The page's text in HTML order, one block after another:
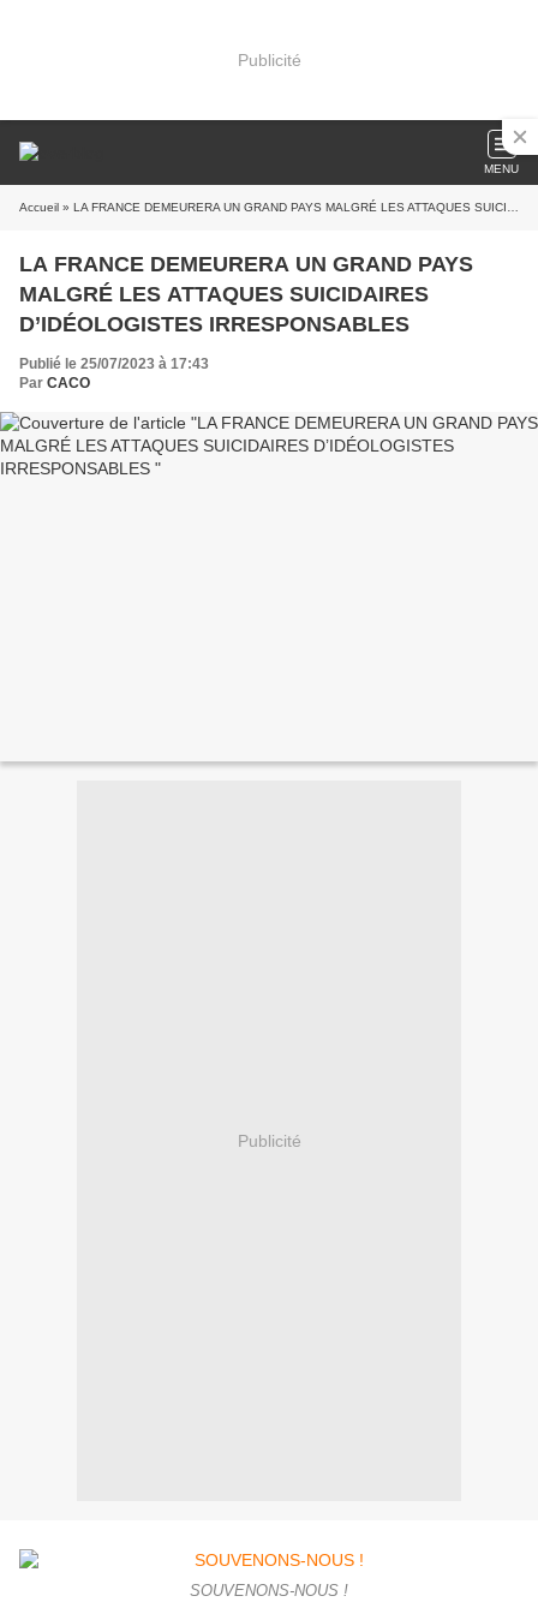
Publicité
MENU
Accueil » LA FRANCE DEMEURERA UN GRAND PAYS MALGRÉ LES ATTAQUES SUICIDAIRES D’IDÉOLOGISTES IRRESPONSABLES
LA FRANCE DEMEURERA UN GRAND PAYS
MALGRÉ LES ATTAQUES SUICIDAIRES
D’IDÉOLOGISTES IRRESPONSABLES
Publié le 25/07/2023 à 17:43
Par CACO
Publicité
SOUVENONS-NOUS !